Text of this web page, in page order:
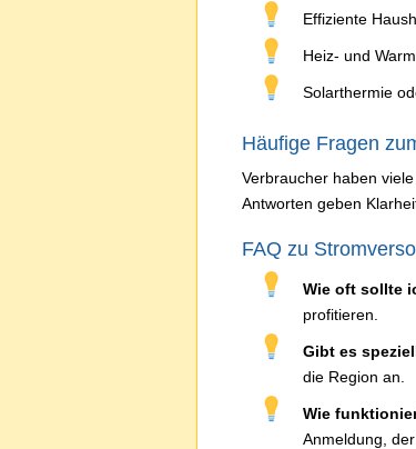
Effiziente
Heiz- und
Solarthermie
Häufige Fragen
Verbraucher haben
Antworten geben
FAQ zu
Wie oft sollte
profitieren.
Gibt es
die Region an.
Wie
Anmeldung,